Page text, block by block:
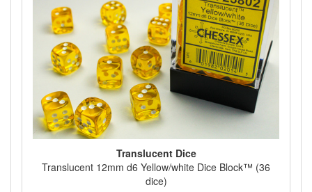
Translucent Dice
Translucent 12mm d6 Yellow/white Dice Block™ (36
dice)